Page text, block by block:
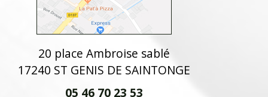
20 place Ambroise sablé
17240 ST GENIS DE SAINTONGE
05 46 70 23 53